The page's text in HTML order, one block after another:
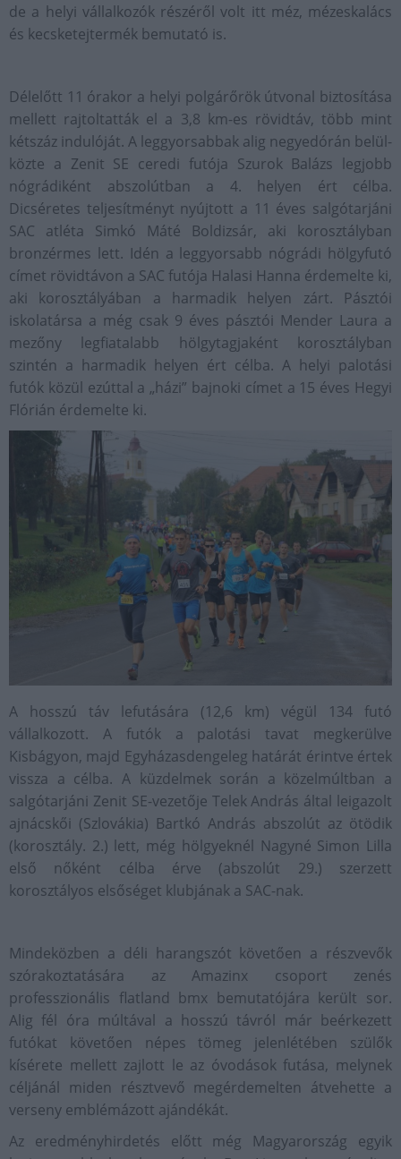
de a helyi vállalkozók részéről volt itt méz, mézeskalács
és kecsketejtermék bemutató is.
Délelőtt 11 órakor a helyi polgárőrök útvonal biztosítása
mellett rajtoltatták el a 3,8 km-es rövidtáv, több mint
kétszáz indulóját. A leggyorsabbak alig negyedórán belül-
közte a Zenit SE ceredi futója Szurok Balázs legjobb
nógrádiként abszolútban a 4. helyen ért célba.
Dicséretes teljesítményt nyújtott a 11 éves salgótarjáni
SAC atléta Simkó Máté Boldizsár, aki korosztályban
bronzérmes lett. Idén a leggyorsabb nógrádi hölgyfutó
címet rövidtávon a SAC futója Halasi Hanna érdemelte ki,
aki korosztályában a harmadik helyen zárt. Pásztói
iskolatársa a még csak 9 éves pásztói Mender Laura a
mezőny legfiatalabb hölgytagjaként korosztályban
szintén a harmadik helyen ért célba. A helyi palotási
futók közül ezúttal a „házi” bajnoki címet a 15 éves Hegyi
Flórián érdemelte ki.
A hosszú táv lefutására (12,6 km) végül 134 futó
vállalkozott. A futók a palotási tavat megkerülve
Kisbágyon, majd Egyházasdengeleg határát érintve értek
vissza a célba. A küzdelmek során a közelmúltban a
salgótarjáni Zenit SE-vezetője Telek András által leigazolt
ajnácskői (Szlovákia) Bartkó András abszolút az ötödik
(korosztály. 2.) lett, még hölgyeknél Nagyné Simon Lilla
első nőként célba érve (abszolút 29.) szerzett
korosztályos elsőséget klubjának a SAC-nak.
Mindeközben a déli harangszót követően a részvevők
szórakoztatására az Amazinx csoport zenés
professzionális flatland bmx bemutatójára került sor.
Alig fél óra múltával a hosszú távról már beérkezett
futókat követően népes tömeg jelenlétében szülők
kísérete mellett zajlott le az óvodások futása, melynek
céljánál miden résztvevő megérdemelten átvehette a
verseny emblémázott ajándékát.
Az eredményhirdetés előtt még Magyarország egyik